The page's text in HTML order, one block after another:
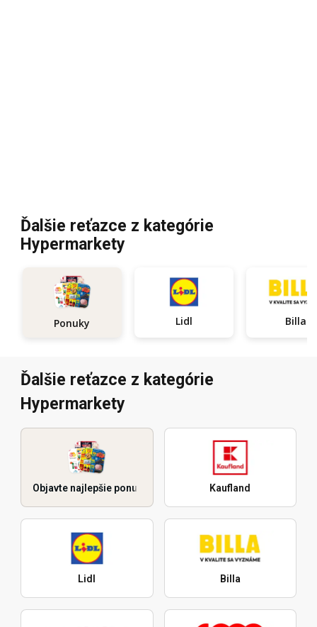
Ďalšie reťazce z kategórie
Hypermarkety
Ponuky Lidl Billa
Ďalšie reťazce z kategórie
Hypermarkety
Objavte najlepšie ponuky Kaufland
Lidl Billa